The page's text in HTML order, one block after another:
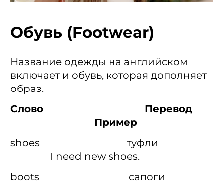
Обувь (Footwear)
Название одежды на английском
включает и обувь, которая дополняет
образ.
Слово Перевод
Пример
shoes туфли
I need new shoes.
boots сапоги